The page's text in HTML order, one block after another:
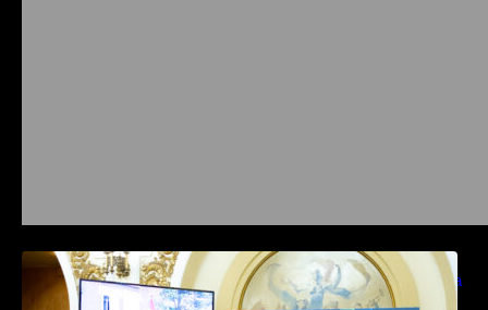
Prysmian aduce la COMM26 tehnologii de
sensing si Digital Energy pentru monitorizarea
in timp real a infrastrucrutilor critice